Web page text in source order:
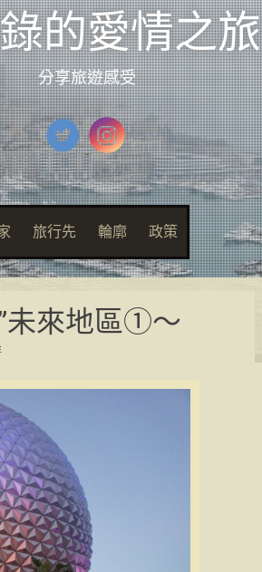
的愛情之旅
分享旅遊感受
旅行先 輪廓 政策
未來地區①〜